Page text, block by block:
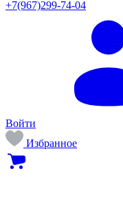
+7(967)299-74-04
Войти
Избранное